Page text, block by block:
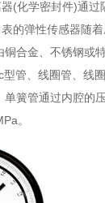
(化学密封件)通
的弹性传感器随
合金、不锈钢或
管、线圈管、线
簧管通过内腔的
。